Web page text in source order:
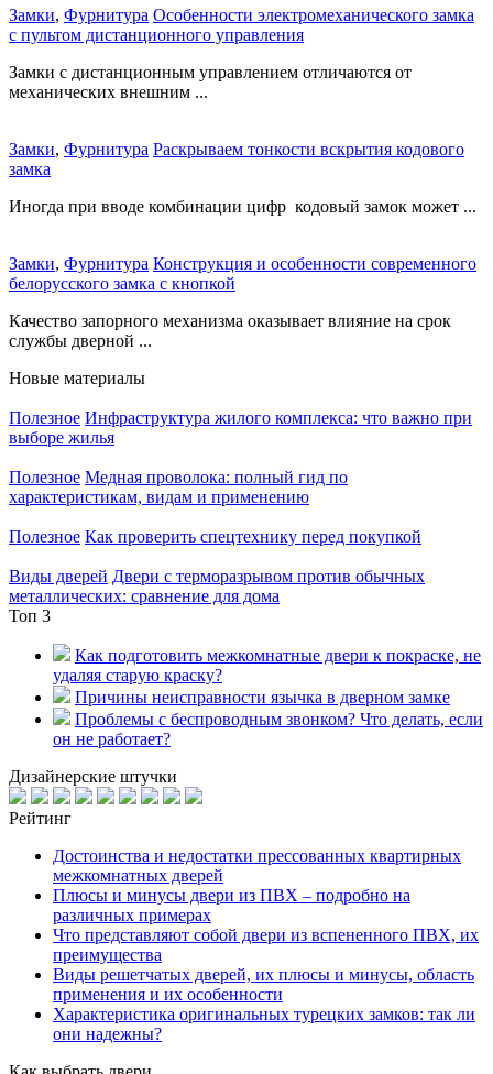
Замки, Фурнитура Особенности электромеханического замка
с пультом дистанционного управления
Замки с дистанционным управлением отличаются от
механических внешним ...
Замки, Фурнитура Раскрываем тонкости вскрытия кодового
замка
Иногда при вводе комбинации цифр кодовый замок может ...
Замки, Фурнитура Конструкция и особенности современного
белорусского замка с кнопкой
Качество запорного механизма оказывает влияние на срок
службы дверной ...
Новые материалы
Полезное Инфраструктура жилого комплекса: что важно при
выборе жилья
Полезное Медная проволока: полный гид по
характеристикам, видам и применению
Полезное Как проверить спецтехнику перед покупкой
Виды дверей Двери с терморазрывом против обычных
металлических: сравнение для дома
Топ 3
Как подготовить межкомнатные двери к покраске, не
удаляя старую краску?
Причины неисправности язычка в дверном замке
Проблемы с беспроводным звонком? Что делать, если
он не работает?
Дизайнерские штучки
Рейтинг
Достоинства и недостатки прессованных квартирных
межкомнатных дверей
Плюсы и минусы двери из ПВХ – подробно на
различных примерах
Что представляют собой двери из вспененного ПВХ, их
преимущества
Виды решетчатых дверей, их плюсы и минусы, область
применения и их особенности
Характеристика оригинальных турецких замков: так ли
они надежны?